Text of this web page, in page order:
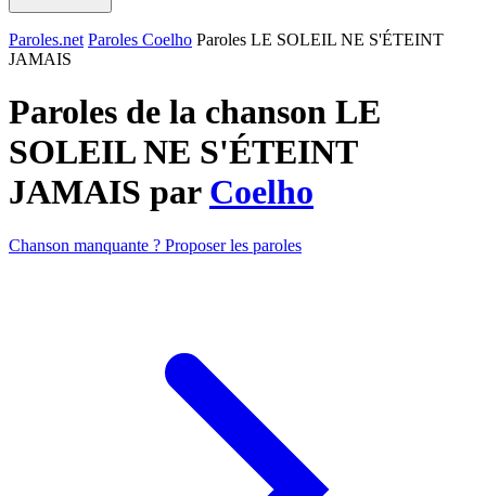
Paroles.net Paroles Coelho Paroles LE SOLEIL NE S'ÉTEINT
JAMAIS
Paroles de la chanson LE
SOLEIL NE S'ÉTEINT
JAMAIS par Coelho
Chanson manquante ? Proposer les paroles